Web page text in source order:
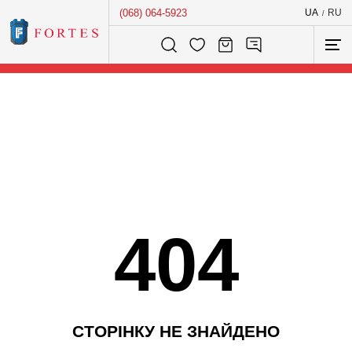
(068) 064-5923 UA / RU
Розумний пошук...
404
СТОРІНКУ НЕ ЗНАЙДЕНО